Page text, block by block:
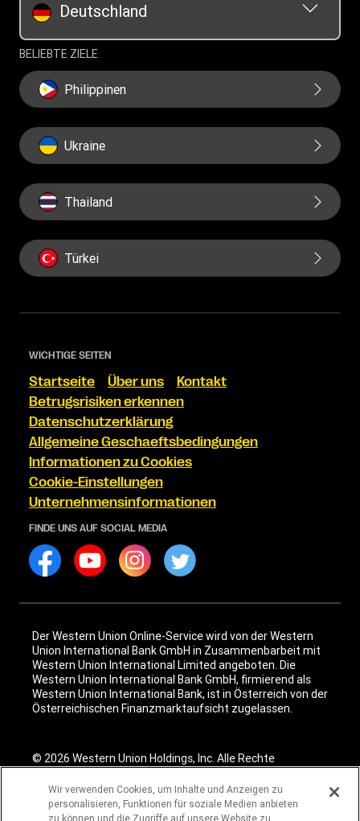
Deutschland
BELIEBTE ZIELE
Philippinen
Ukraine
Thailand
Türkei
WICHTIGE SEITEN
Startseite Über uns
Kontakt
Betrugsrisiken erkennen
Datenschutzerklärung
Allgemeine Geschaeftsbedingungen
Informationen zu Cookies
Cookie-Einstellungen
Unternehmensinformationen
FINDE UNS AUF SOCIAL MEDIA
Der Western Union Online-Service wird von der Western
Union International Bank GmbH in Zusammenbarbeit mit
Western Union International Limited angeboten. Die
Western Union International Bank GmbH, firmierend als
Western Union International Bank, ist in Österreich von der
Österreichischen Finanzmarktaufsicht zugelassen.
© 2026 Western Union Holdings, Inc. Alle Rechte
vorbehalten. Alle Logos, Handelsmarken, Servicemarken und
Markennamen, die hier genannt werden, sind Eigentum des
jeweiligen Unternehmens.
Wir verwenden Cookies, um Inhalte und Anzeigen zu
personalisieren, Funktionen für soziale Medien anbieten
zu können und die Zugriffe auf unsere Website zu